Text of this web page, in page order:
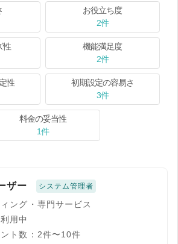
お役立ち度
2件
性
機能満足度
2件
性
初期設定の容易さ
3件
料金の妥当性
1件
ザー システム管理者
ング・専門サービス
用中
ト数：2件〜10件